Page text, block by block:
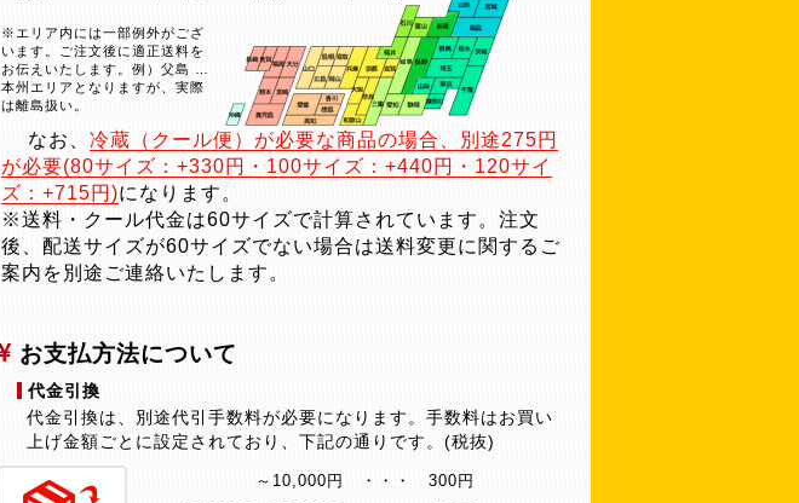
※エリア内には一部例外がござ
います。ご注文後に適正送料を
お伝えいたします。例）父島 …
本州エリアとなりますが、実際
は離島扱い。
なお、 冷蔵（クール便）が必要な商品の場合、別途275円
が必要(80サイズ：+330円・100サイズ：+440円・120サイ
ズ：+715円)になります。
※送料・クール代金は60サイズで計算されています。注文
後、配送サイズが60サイズでない場合は送料変更に関するご
案内を別途ご連絡いたします。
お支払方法について
代金引換
代金引換は、別途代引手数料が必要になります。手数料はお買い
上げ金額ごとに設定されており、下記の通りです。(税抜)
～10,000円 ・・・
300円